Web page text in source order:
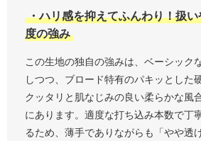
・ハリ感を抑えてふんわり！扱
度の強み
この生地の独自の強みは、ベーシック
しつつ、ブロード特有のパキッとした
クッタリと肌なじみの良い柔らかな風
にあります。適度な打ち込み本数で丁
るため、薄手でありながらも「やや透